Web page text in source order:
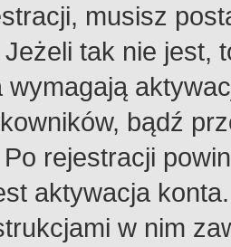
musisz
tak nie jest,
wymagają
bądź
rejestracji
aktywacja
w nim